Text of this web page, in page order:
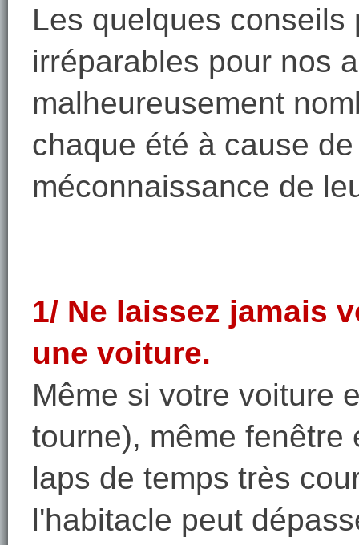
Les quelques
irréparables pour nos
malheureusement
chaque été à cause
méconnaissance de
1/ Ne laissez jamais
une voiture.
Même si votre voiture
tourne), même fenêtre
laps de temps très
l'habitacle peut